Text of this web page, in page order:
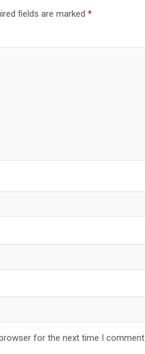
fields are marked *
for the next time I comment.